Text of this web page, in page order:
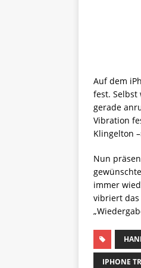
Auf dem
fest. Selbst
gerade
Vibration
Klingelton
Nun
immer
vibriert das
IPHONE